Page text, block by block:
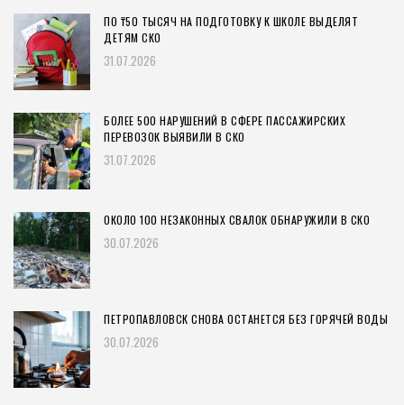
ПО ₸50 ТЫСЯЧ НА ПОДГОТОВКУ К ШКОЛЕ ВЫДЕЛЯТ
ДЕТЯМ СКО
31.07.2026
БОЛЕЕ 500 НАРУШЕНИЙ В СФЕРЕ ПАССАЖИРСКИХ
ПЕРЕВОЗОК ВЫЯВИЛИ В СКО
31.07.2026
ОКОЛО 100 НЕЗАКОННЫХ СВАЛОК ОБНАРУЖИЛИ В СКО
30.07.2026
ПЕТРОПАВЛОВСК СНОВА ОСТАНЕТСЯ БЕЗ ГОРЯЧЕЙ ВОДЫ
30.07.2026